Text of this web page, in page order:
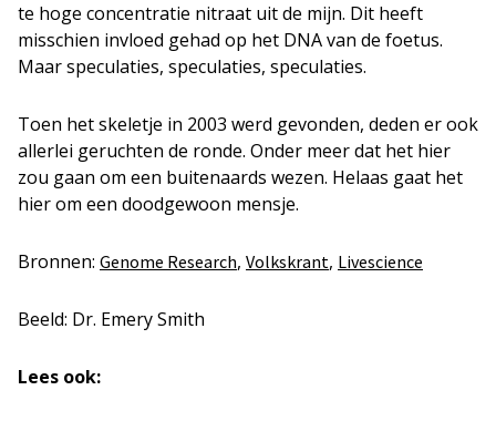
te hoge concentratie nitraat uit de mijn. Dit heeft
misschien invloed gehad op het DNA van de foetus.
Maar speculaties, speculaties, speculaties.
Toen het skeletje in 2003 werd gevonden, deden er ook
allerlei geruchten de ronde. Onder meer dat het hier
zou gaan om een buitenaards wezen. Helaas gaat het
hier om een doodgewoon mensje.
Bronnen: Genome Research, Volkskrant, Livescience
Beeld: Dr. Emery Smith
Lees ook: